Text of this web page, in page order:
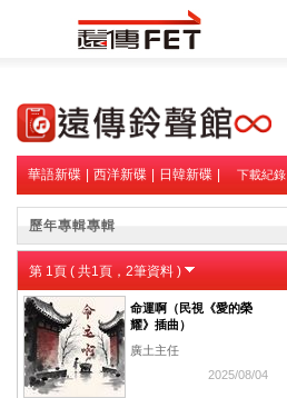
華語新碟 西洋新碟 日韓新碟 下載紀錄
歷年專輯專輯
第 1頁 ( 共1頁， 2筆資料 )
命運啊（民視《愛的榮
耀》插曲）
廣土主任
2025/08/04